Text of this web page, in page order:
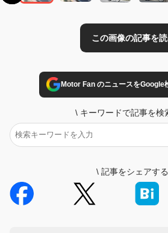
Motor Fan のニュースをGoogle
\ キーワードで記事を検
\ 記事をシェアする